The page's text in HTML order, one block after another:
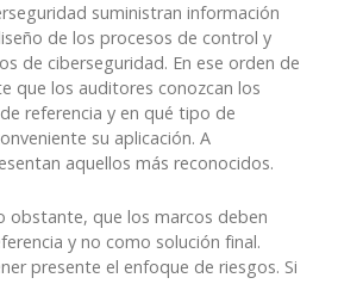
suministran información
de los procesos de control y
de ciberseguridad. En ese orden de
que los auditores conozcan los
referencia y en qué tipo de
su aplicación. A
aquellos más reconocidos.
obstante, que los marcos deben
y no como solución final.
presente el enfoque de riesgos. Si